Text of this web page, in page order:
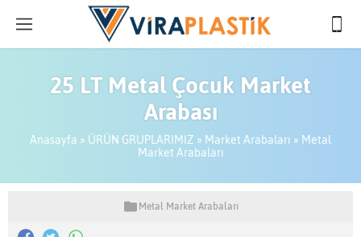
25 LT Metal Çocuk Market
Arabası
Anasayfa » ÜRÜN GRUPLARIMIZ » Market Arabaları » Metal
Market Arabaları
Metal Market Arabaları